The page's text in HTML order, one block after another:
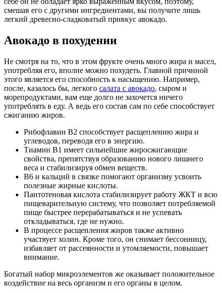
смешав его с другими ингредиентами, вы получите лишь
легкий древесно-сладковатый привкус авокадо.
Авокадо в похудении
Не смотря на то, что в этом фрукте очень много жира и масел,
употребляя его, вполне можно похудеть. Главной причиной
этого является его способность к насыщению. Например,
после, казалось бы, легкого салата с авокадо, сыром и
морепродуктами, вам еще долго не захочется ничего
употреблять в еду. А ведь его состав сам по себе способствует
сжиганию жиров.
Рибофлавин В2 способствует расщеплению жира и
углеводов, переводя его в энергию.
Тиамин В1 имеет сильнейшие жиросжигающие
свойства, препятствуя образованию нового лишнего
веса и стабилизируя обмен веществ.
В6 и кальций в связке помогают организму усвоить
полезные жирные кислоты.
Пантотеновая кислота стабилизирует работу ЖКТ и всю
пищеварительную систему, что позволяет потребляемой
пище быстрее перерабатываться и не успевать
откладываться, где не нужно.
В процессе расщепления жиров также активно
участвует холин. Кроме того, он снимает бессонницу,
избавляет от рассеянности и утомляемости, повышает
внимание.
Богатый набор микроэлементов же оказывает положительное
воздействие на весь организм и его органы в целом.